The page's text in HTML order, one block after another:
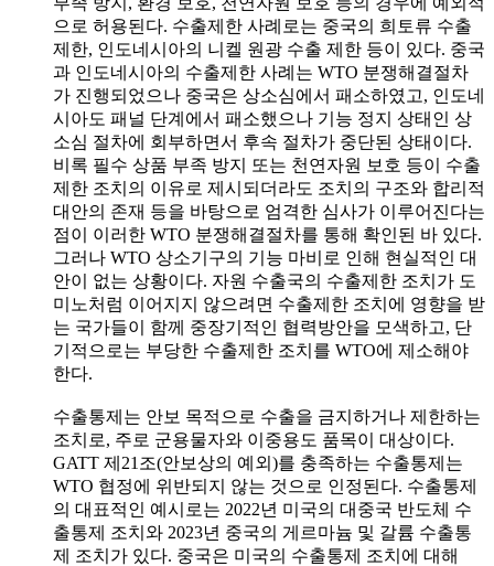
으로 허용된다. 수출제한 사례로는 중국의 희토류 수출
제한, 인도네시아의 니켈 원광 수출 제한 등이 있다. 중국
과 인도네시아의 수출제한 사례는 WTO 분쟁해결절차
가 진행되었으나 중국은 상소심에서 패소하였고, 인도네
시아도 패널 단계에서 패소했으나 기능 정지 상태인 상
소심 절차에 회부하면서 후속 절차가 중단된 상태이다.
비록 필수 상품 부족 방지 또는 천연자원 보호 등이 수출
제한 조치의 이유로 제시되더라도 조치의 구조와 합리적
대안의 존재 등을 바탕으로 엄격한 심사가 이루어진다는
점이 이러한 WTO 분쟁해결절차를 통해 확인된 바 있다.
그러나 WTO 상소기구의 기능 마비로 인해 현실적인 대
안이 없는 상황이다. 자원 수출국의 수출제한 조치가 도
미노처럼 이어지지 않으려면 수출제한 조치에 영향을 받
는 국가들이 함께 중장기적인 협력방안을 모색하고, 단
기적으로는 부당한 수출제한 조치를 WTO에 제소해야
한다.
수출통제는 안보 목적으로 수출을 금지하거나 제한하는
조치로, 주로 군용물자와 이중용도 품목이 대상이다.
GATT 제21조(안보상의 예외)를 충족하는 수출통제는
WTO 협정에 위반되지 않는 것으로 인정된다. 수출통제
의 대표적인 예시로는 2022년 미국의 대중국 반도체 수
출통제 조치와 2023년 중국의 게르마늄 및 갈륨 수출통
제 조치가 있다. 중국은 미국의 수출통제 조치에 대해